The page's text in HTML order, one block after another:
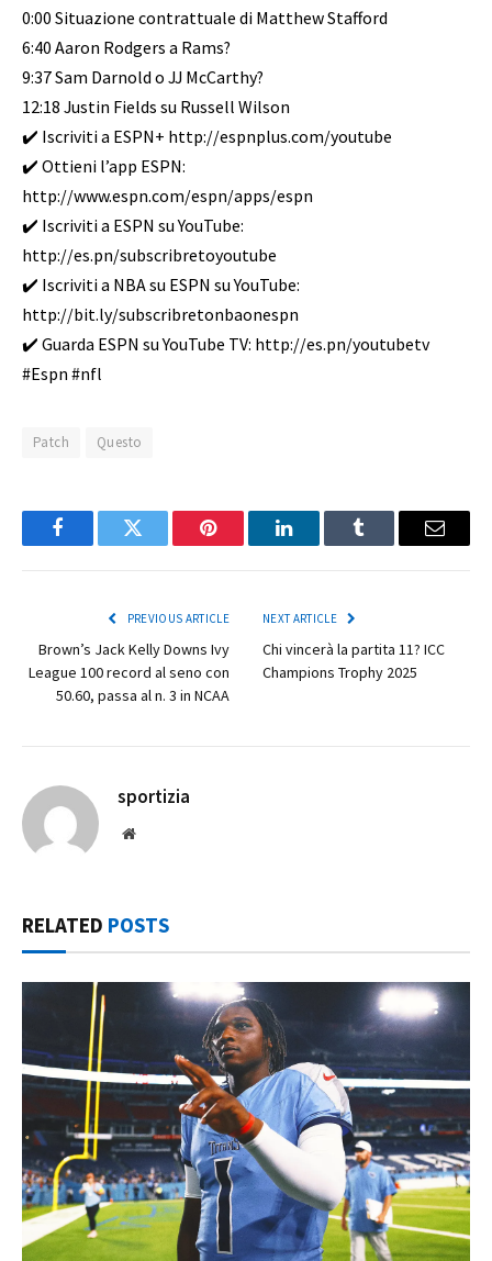
0:00 Situazione contrattuale di Matthew Stafford
6:40 Aaron Rodgers a Rams?
9:37 Sam Darnold o JJ McCarthy?
12:18 Justin Fields su Russell Wilson
✔️ Iscriviti a ESPN+ http://espnplus.com/youtube
✔️ Ottieni l’app ESPN:
http://www.espn.com/espn/apps/espn
✔️ Iscriviti a ESPN su YouTube:
http://es.pn/subscribretoyoutube
✔️ Iscriviti a NBA su ESPN su YouTube:
http://bit.ly/subscribretonbaonespn
✔️ Guarda ESPN su YouTube TV: http://es.pn/youtubetv
#Espn #nfl
Patch Questo
FacebookTwitter Pinterest LinkedInTumblr Email
PREVIOUS ARTICLE
Brown’s Jack Kelly Downs Ivy
League 100 record al seno con
50.60, passa al n. 3 in NCAA
NEXT ARTICLE
Chi vincerà la partita 11? ICC
Champions Trophy 2025
sportizia
Website
RELATED POSTS